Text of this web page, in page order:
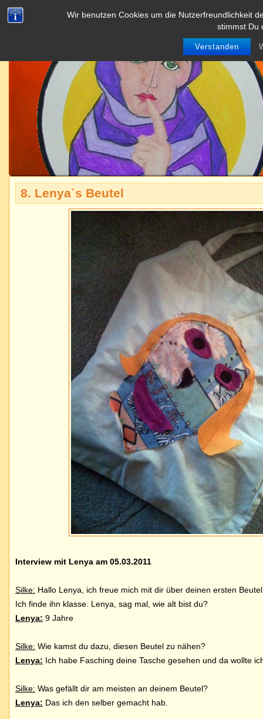
Wir benutzen Cookies um die Nutzerfreundlichkeit
stimmst Du
Verstanden
8. Lenya`s Beutel
Interview mit Lenya am 05.03.2011
Silke: Hallo Lenya, ich freue mich mit dir über deinen ersten
Ich finde ihn klasse. Lenya, sag mal, wie alt bist du?
Lenya: 9 Jahre
Silke: Wie kamst du dazu, diesen Beutel zu nähen?
Lenya: Ich habe Fasching deine Tasche gesehen und da wollte
Silke: Was gefällt dir am meisten an deinem Beutel?
Lenya: Das ich den selber gemacht hab.